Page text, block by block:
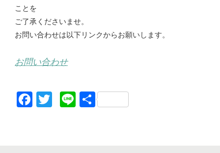
ことを
ご了承くださいませ。
お問い合わせは以下リンクからお願いします。
お問い合わせ
F
a
T
wi
Li
n
共
有